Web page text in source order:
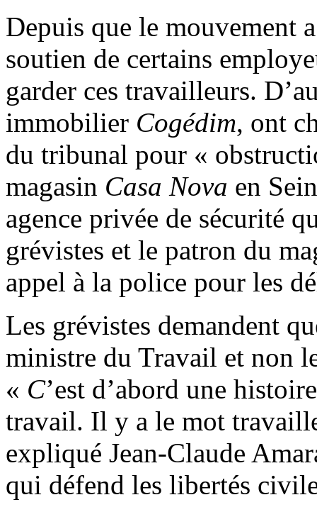
Depuis que le mouvement
soutien de certains
garder ces travailleurs.
immobilier Cogédim, ont
du tribunal pour «
magasin Casa Nova en
agence privée de sécurité
grévistes et le patron du
appel à la police pour les
Les grévistes demandent
ministre du Travail et non
« C’est d’abord une
travail. Il y a le mot
expliqué Jean-Claude
qui défend les libertés